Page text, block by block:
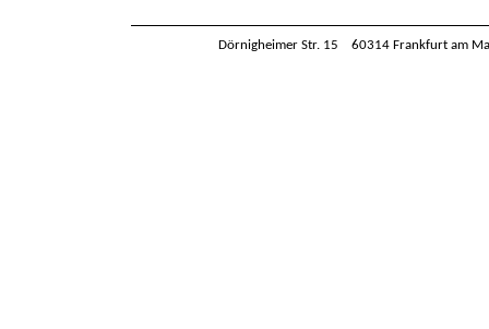
Dörnigheimer Str. 15 60314 Frankfurt am